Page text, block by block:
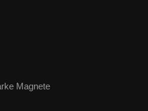
Magnete